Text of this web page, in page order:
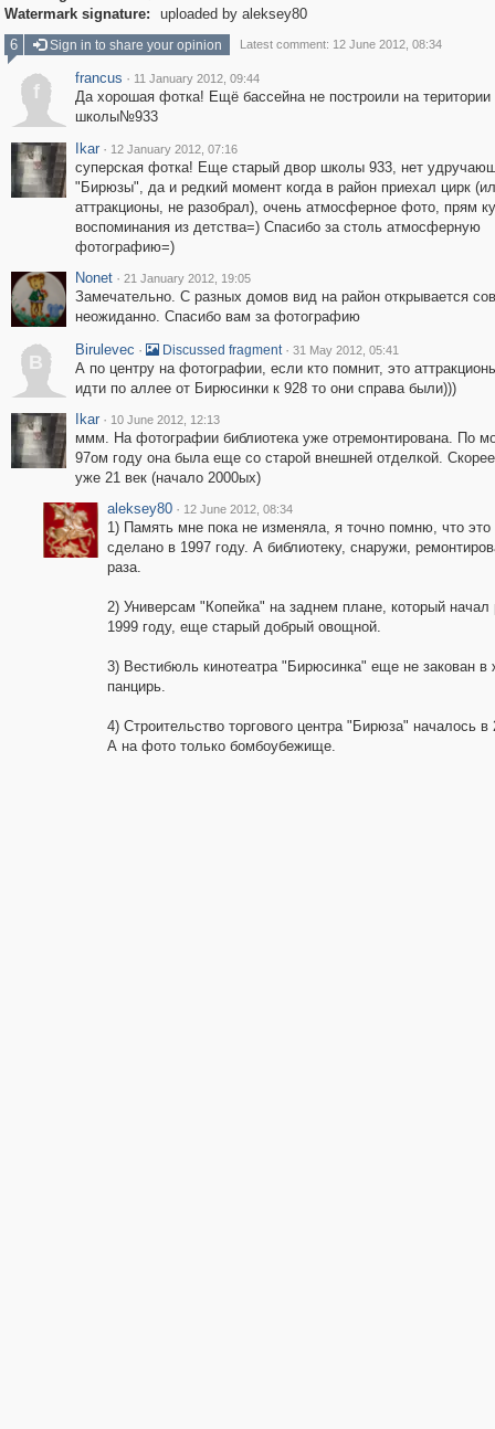
Watermark signature:
uploaded by aleksey80
6
Sign in to share your opinion Latest comment: 12 June 2012, 08:34
f
francus · 11 January 2012, 09:44
Да хорошая фотка! Ещё бассейна не построили на територии
школы№933
Ikar · 12 January 2012, 07:16
суперская фотка! Еще старый двор школы 933, нет
"Бирюзы", да и редкий момент когда в район приехал цирк
аттракционы, не разобрал), очень атмосферное фото, прям
воспоминания из детства=) Спасибо за столь атмосферную
фотографию=)
Nonet · 21 January 2012, 19:05
Замечательно. С разных домов вид на район открывается
неожиданно. Cпасибо вам за фотографию
B
Birulevec · Discussed fragment · 31 May 2012, 05:41
А по центру на фотографии, если кто помнит, это
идти по аллее от Бирюсинки к 928 то они справа были)))
Ikar · 10 June 2012, 12:13
ммм. На фотографии библиотека уже отремонтирована. По
97ом году она была еще со старой внешней отделкой.
уже 21 век (начало 2000ых)
aleksey80 · 12 June 2012, 08:34
1) Память мне пока не изменяла, я точно помню, что
сделано в 1997 году. А библиотеку, снаружи,
раза.
2) Универсам "Копейка" на заднем плане, который начал
1999 году, еще старый добрый овощной.
3) Вестибюль кинотеатра "Бирюсинка" еще не закован в
панцирь.
4) Строительство торгового центра "Бирюза" началось в
А на фото только бомбоубежище.